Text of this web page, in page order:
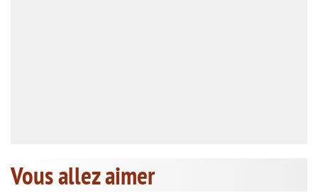
Vous allez aimer